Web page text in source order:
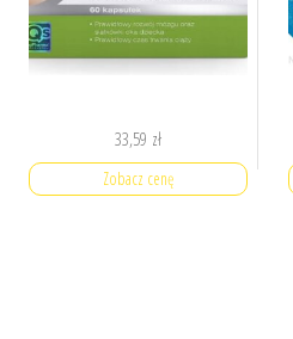
33,59 zł
Zobacz cenę